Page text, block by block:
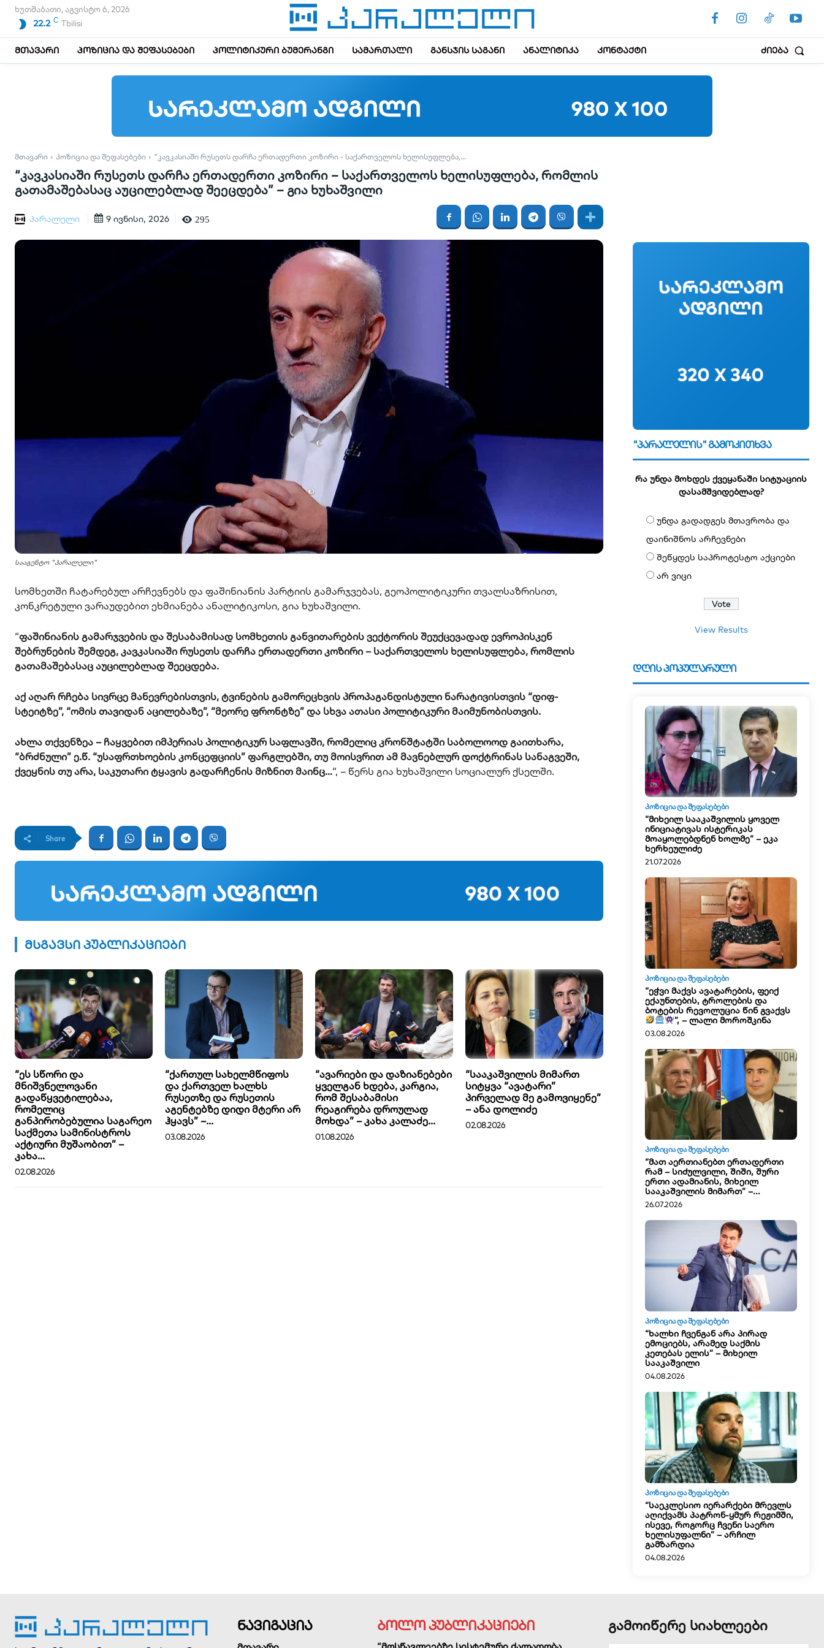
ხუთშაბათი, აგვისტო 6, 2026
22.2 C Tbilisi
მთავარი პოზიცია და შეფასებები პოლიტიკური ბუმერანგი სამართალი განსჯის საგანი ანალიტიკა კონტაქტი ძიება
ᲛᲗᲐᲕᲐᲠᲘ ᲞᲝᲖᲘᲪᲘᲐ ᲓᲐ ᲨᲔᲤᲐᲡᲔᲑᲔᲑᲘ "ᲙᲐᲕᲙᲐᲡᲘᲐᲨᲘ ᲠᲣᲡᲔᲗᲡ ᲓᲐᲠᲩᲐ ᲔᲠᲗᲐᲓᲔᲠᲗᲘ ᲙᲝᲖᲘᲠᲘ - ᲡᲐᲥᲐᲠᲗᲕᲔᲚᲝᲡ ᲮᲔᲚᲘᲡᲣᲤᲚᲔᲑᲐ,...
“კავკასიაში რუსეთს დარჩა ერთადერთი კოზირი – საქართველოს ხელისუფლება, რომლის
გათამაშებასაც აუცილებლად შეეცდება” – გია ხუხაშვილი
პარალელი 9 ივნისი, 2026 295
სააგენტო "პარალელი"
სომხეთში ჩატარებულ არჩევნებს და ფაშინიანის პარტიის გამარჯვებას, გეოპოლიტიკური თვალსაზრისით,
კონკრეტული ვარაუდებით ეხმიანება ანალიტიკოსი, გია ხუხაშვილი.
“ფაშინიანის გამარჯვების და შესაბამისად სომხეთის განვითარების ვექტორის შეუქცევადად ევროპისკენ
შებრუნების შემდეგ, კავკასიაში რუსეთს დარჩა ერთადერთი კოზირი – საქართველოს ხელისუფლება, რომლის
გათამაშებასაც აუცილებლად შეეცდება.
აქ აღარ რჩება სივრცე მანევრებისთვის, ტვინების გამორეცხვის პროპაგანდისტული ნარატივისთვის “დიფ-
სტეიტზე”, “ომის თავიდან აცილებაზე”, “მეორე ფრონტზე” და სხვა ათასი პოლიტიკური მაიმუნობისთვის.
ახლა თქვენზეა – ჩაყვებით იმპერიას პოლიტიკურ საფლავში, რომელიც კრონშტატში საბოლოოდ გაითხარა,
“ბრძნული” ე.წ. “უსაფრთხოების კონცეფციის” ფარგლებში, თუ მოისვრით ამ მავნებლურ დოქტრინას სანაგვეში,
ქვეყნის თუ არა, საკუთარი ტყავის გადარჩენის მიზნით მაინც…“, – წერს გია ხუხაშვილი სოციალურ ქსელში.
Share
მსგავსი პუბლიკაციები
“ეს სწორი და
მნიშვნელოვანი
გადაწყვეტილებაა,
რომელიც
განპირობებულია საგარეო
საქმეთა სამინისტროს
აქტიური მუშაობით” –
კახა...
02.08.2026
“ქართულ სახელმწიფოს
და ქართველ ხალხს
რუსეთზე და რუსეთის
აგენტებზე დიდი მტერი არ
ჰყავს” –...
03.08.2026
“ავარიები და დაზიანებები
ყველგან ხდება, კარგია,
რომ შესაბამისი
რეაგირება დროულად
მოხდა” – კახა კალაძე...
01.08.2026
“სააკაშვილის მიმართ
სიტყვა “ავატარი”
პირველად მე გამოვიყენე”
– ანა დოლიძე
02.08.2026
"პარალელის" გამოკითხვა
რა უნდა მოხდეს ქვეყანაში სიტუაციის
დასამშვიდებლად?
უნდა გადადგეს მთავრობა და
დაინიშნოს არჩევნები
შეწყდეს საპროტესტო აქციები
არ ვიცი
View Results
დღის პოპულარული
ᲞᲝᲖᲘᲪᲘᲐ ᲓᲐ ᲨᲔᲤᲐᲡᲔᲑᲔᲑᲘ
“მიხეილ სააკაშვილის ყოველ
ინიციატივას ისტერიკას
მოაყოლებდნენ ხოლმე” – ეკა
ხერხეულიძე
21.07.2026
ᲞᲝᲖᲘᲪᲘᲐ ᲓᲐ ᲨᲔᲤᲐᲡᲔᲑᲔᲑᲘ
“ეჭვი მაქვს ავატარების, ფეიქ
ექაუნთების, ტროლების და
ბოტების რევოლუცია წინ გვაქვს
”, – ლალი მოროშკინა
03.08.2026
ᲞᲝᲖᲘᲪᲘᲐ ᲓᲐ ᲨᲔᲤᲐᲡᲔᲑᲔᲑᲘ
“მათ აერთიანებთ ერთადერთი
რამ – სიძულვილი, შიში, შური
ერთი ადამიანის, მიხეილ
სააკაშვილის მიმართ” –...
26.07.2026
ᲞᲝᲖᲘᲪᲘᲐ ᲓᲐ ᲨᲔᲤᲐᲡᲔᲑᲔᲑᲘ
“ხალხი ჩვენგან არა პირად
ემოციებს, არამედ საქმის
კეთებას ელის” – მიხეილ
სააკაშვილი
04.08.2026
ᲞᲝᲖᲘᲪᲘᲐ ᲓᲐ ᲨᲔᲤᲐᲡᲔᲑᲔᲑᲘ
“საეკლესიო იერარქები მრევლს
აღიქვამს პატრონ-ყმურ რეჟიმში,
ისევე, როგორც ჩვენი საერო
ხელისუფალნი” – არჩილ
გამზარდია
04.08.2026
ნავიგაცია ბოლო პუბლიკაციები გამოიწერე სიახლეები